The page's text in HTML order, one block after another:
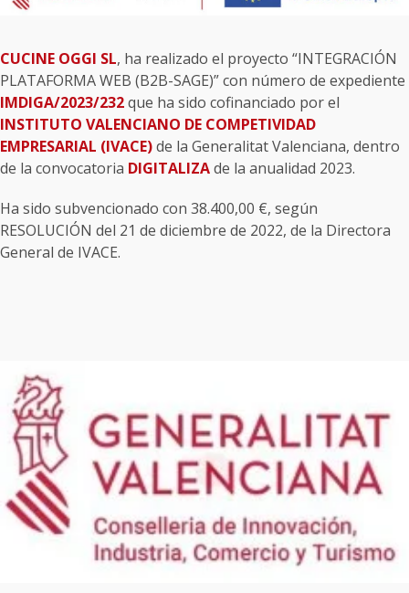
CUCINE OGGI SL, ha realizado el proyecto “INTEGRACIÓN
PLATAFORMA WEB (B2B-SAGE)” con número de expediente
IMDIGA/2023/232que ha sido cofinanciado por el
INSTITUTO VALENCIANO DE COMPETIVIDAD
EMPRESARIAL (IVACE)de la Generalitat Valenciana, dentro
de la convocatoria DIGITALIZAde la anualidad 2023.
Ha sido subvencionado con 38.400,00 €, según
RESOLUCIÓN del 21 de diciembre de 2022, de la Directora
General de IVACE.